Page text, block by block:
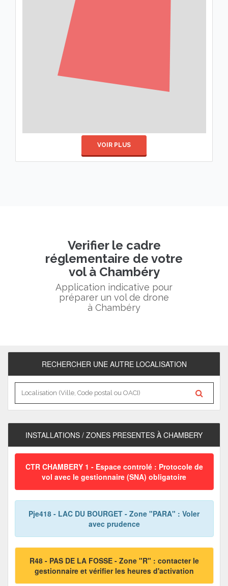
VOIR PLUS
Verifier le cadre
réglementaire de votre
vol à Chambéry
Application indicative pour
préparer un vol de drone
à Chambéry
RECHERCHER UNE AUTRE LOCALISATION
INSTALLATIONS / ZONES PRESENTES À CHAMBERY
CTR CHAMBERY 1 - Espace controlé : Protocole de
vol avec le gestionnaire (SNA) obligatoire
Pje418 - LAC DU BOURGET - Zone "PARA" : Voler
avec prudence
R48 - PAS DE LA FOSSE - Zone "R" : contacter le
gestionnaire et vérifier les heures d'activation